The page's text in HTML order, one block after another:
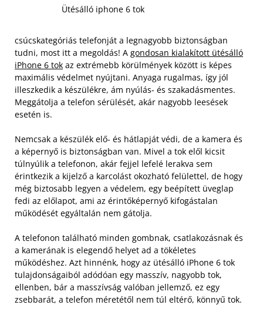
Ütésálló iphone 6 tok
csúcskategóriás telefonját a legnagyobb biztonságban
tudni, most itt a megoldás! A gondosan kialakított ütésálló
iPhone 6 tok az extrémebb körülmények között is képes
maximális védelmet nyújtani. Anyaga rugalmas, így jól
illeszkedik a készülékre, ám nyúlás- és szakadásmentes.
Meggátolja a telefon sérülését, akár nagyobb leesések
esetén is.
Nemcsak a készülék elő- és hátlapját védi, de a kamera és
a képernyő is biztonságban van. Mivel a tok elől kicsit
túlnyúlik a telefonon, akár fejjel lefelé lerakva sem
érintkezik a kijelző a karcolást okozható felülettel, de hogy
még biztosabb legyen a védelem, egy beépített üveglap
fedi az előlapot, ami az érintőképernyő kifogástalan
működését egyáltalán nem gátolja.
A telefonon található minden gombnak, csatlakozásnak és
a kamerának is elegendő helyet ad a tökéletes
működéshez. Azt hinnénk, hogy az ütésálló iPhone 6 tok
tulajdonságaiból adódóan egy masszív, nagyobb tok,
ellenben, bár a masszívság valóban jellemző, ez egy
zsebbarát, a telefon méretétől nem túl eltérő, könnyű tok.